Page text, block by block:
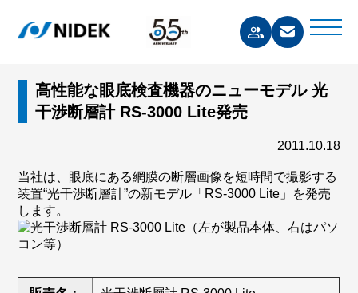
高性能な眼底検査機器のニューモデル 光
干渉断層計 RS-3000 Lite発売
2011.10.18
当社は、眼底にある網膜の断層画像を短時間で撮影する
装置“光干渉断層計”の新モデル「RS-3000 Lite」を発売
します。